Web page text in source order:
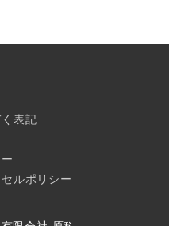
表記
ルポリシー